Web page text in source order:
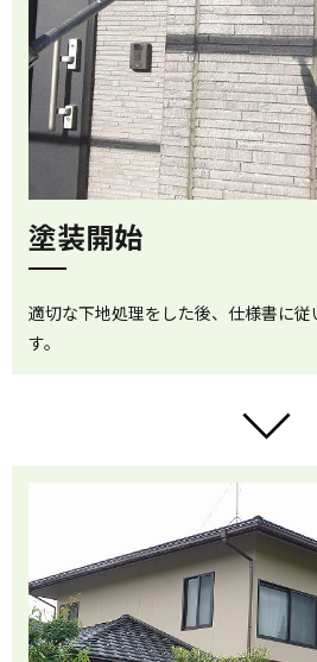
塗装開始
適切な下地処理をした後、仕様書に
す。